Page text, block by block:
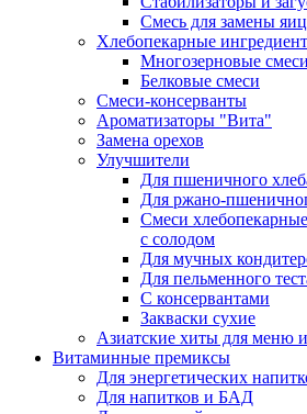
Смесь для замены яиц
Хлебопекарные
Многозерновые смеси
Белковые смеси
Смеси-консерванты
Ароматизаторы "Вита"
Замена орехов
Улучшители
Для пшеничного
Для ржано-
Смеси
с солодом
Для мучных
Для пельменного
С консервантами
Закваски сухие
Азиатские хиты для меню
Витаминные премиксы
Для энергетических
Для напитков и БАД